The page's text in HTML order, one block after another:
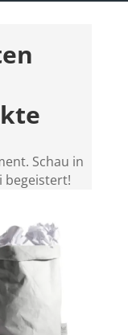
Schau in
begeistert!